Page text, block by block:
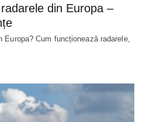
din Europa –
Cum funcționează radarele,